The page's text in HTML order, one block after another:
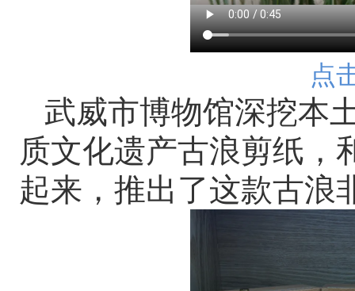
点
武威市博物馆深挖本
质文化遗产古浪剪纸，
起来，推出了这款古浪